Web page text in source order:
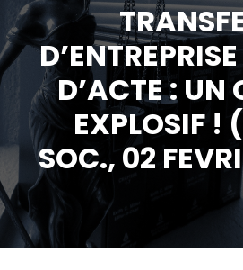
D’ACTE : UN
EXPLOSIF !
SOC., 02